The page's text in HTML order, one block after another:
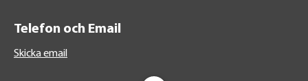
Telefon och Email
Skicka email